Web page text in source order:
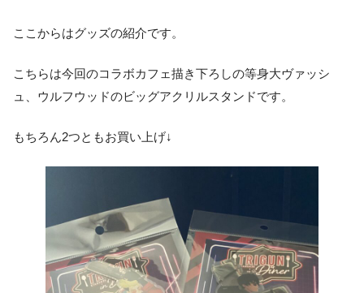
ここからはグッズの紹介です。
こちらは今回のコラボカフェ描き下ろしの等身大ヴァッシ
ュ、ウルフウッドのビッグアクリルスタンドです。
もちろん2つともお買い上げ↓